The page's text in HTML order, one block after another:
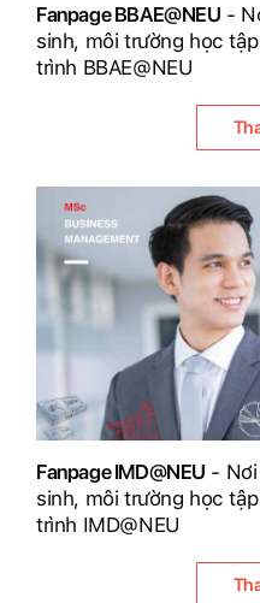
Fanpage BBAE@NEU -
sinh, môi trường học
trình BBAE@NEU
Fanpage IMD@NEU -
sinh, môi trường học
trình IMD@NEU